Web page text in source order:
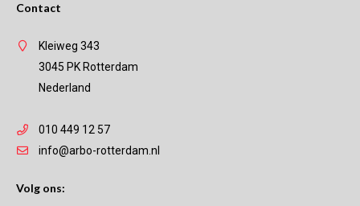
Contact
Kleiweg 343
3045 PK Rotterdam
Nederland
010 449 12 57
info@arbo-rotterdam.nl
Volg ons: